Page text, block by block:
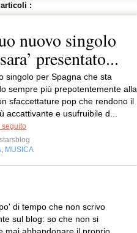
:
nuovo singolo
presentato...
singolo per Spagna che sta
sempre più prepotentemente alla
sfaccettature pop che rendono il
accattivante e usufruibile d...
seguito
MUSICA
di tempo che non scrivo
sul blog: so che non si